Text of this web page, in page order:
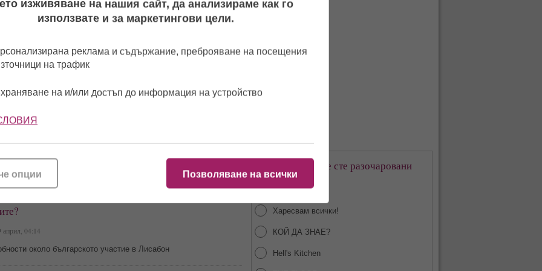
обявиха нов победител на Евровизия! България
01:44
полуфинал настъпиха промени в предвижданията
на Евровизия! „Пухкавата“ израелка се търкулна по
охраната (ексклузивно видео)
април, 04:14
около българското участие в Лисабон
От кое предаване сте разочаровани
най-много?
Харесвам всички!
КОЙ ДА ЗНАЕ?
Hell's Kitchen
изживяване на нашия сайт, да анализираме как го
използвате и за маркетингови цели.
реклама и съдържание, преброяване на посещения
на трафик
на и/или достъп до информация на устройство
Позволяване на всички
опции